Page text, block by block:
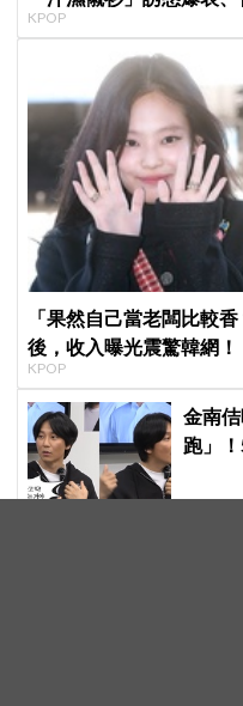
KPOP
「果然自己當老闆比較
後，收入曝光震驚韓網！
KPOP
金南
跑」